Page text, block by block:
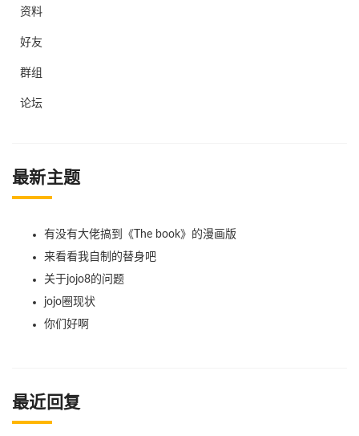
资料
好友
群组
论坛
最新主题
有没有大佬搞到《The book》的漫画版
来看看我自制的替身吧
关于jojo8的问题
jojo圈现状
你们好啊
最近回复